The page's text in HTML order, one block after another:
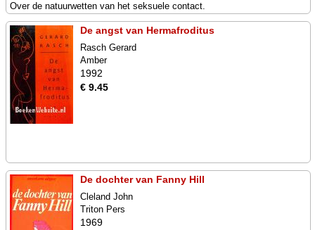
Over de natuurwetten van het seksuele contact.
De angst van Hermafroditus
Rasch Gerard
Amber
1992
€ 9.45
De dochter van Fanny Hill
Cleland John
Triton Pers
1969